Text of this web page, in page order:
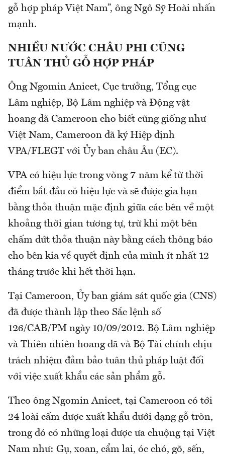
gỗ hợp pháp Việt Nam”, ông Ngô Sỹ Hoài nhấn
mạnh.
NHIỀU NƯỚC CHÂU PHI CŨNG
TUÂN THỦ GỖ HỢP PHÁP
Ông Ngomin Anicet, Cục trưởng, Tổng cục
Lâm nghiệp, Bộ Lâm nghiệp và Động vật
hoang dã Cameroon cho biết cũng giống như
Việt Nam, Cameroon đã ký Hiệp định
VPA/FLEGT với Ủy ban châu Âu (EC).
VPA có hiệu lực trong vòng 7 năm kể từ thời
điểm bắt đầu có hiệu lực và sẽ được gia hạn
bằng thỏa thuận mặc định giữa các bên về một
khoảng thời gian tương tự, trừ khi một bên
chấm dứt thỏa thuận này bằng cách thông báo
cho bên kia về quyết định của mình ít nhất 12
tháng trước khi hết thời hạn.
Tại Cameroon, Ủy ban giám sát quốc gia (CNS)
đã được thành lập theo Sắc lệnh số
126/CAB/PM ngày 10/09/2012. Bộ Lâm nghiệp
và Thiên nhiên hoang dã và Bộ Tài chính chịu
trách nhiệm đảm bảo tuân thủ pháp luật đối
với việc xuất khẩu các sản phẩm gỗ.
Theo ông Ngomin Anicet, tại Cameroon có tới
24 loài cấm được xuất khẩu dưới dạng gỗ tròn,
trong đó có những loại được ưa chuộng tại Việt
Nam như: Gụ, xoan, cẩm lai, óc chó, gõ, sến,